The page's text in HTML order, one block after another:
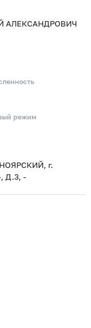
АЛЕКСАНДРОВИЧ
режим
г.
Д.3, -